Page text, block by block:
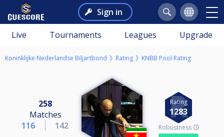
Sign in
Live Tournaments Leagues Upgrade
Koninklijke Nederlandse Biljartbond Rating KNBB Pool Rating
258
Matches
116
142
Rating
1283
Robustness 🛈